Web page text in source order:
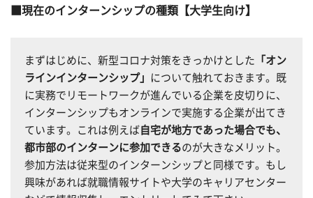
現在のインターンシップの種類【大学生向け】
まずはじめに、新型コロナ対策をきっかけとした 「オン
ラインインターンシップ」
について触れておきます。既
に実務でリモートワークが進んでいる企業を皮切りに、
インターンシップもオンラインで実施する企業が出てき
ています。これは例えば 自宅が地方であった場合でも、
都市部のインターンに参加できるのが大きなメリット。
参加方法は従来型のインターンシップと同様です。もし
興味があれば就職情報サイトや大学のキャリアセンター